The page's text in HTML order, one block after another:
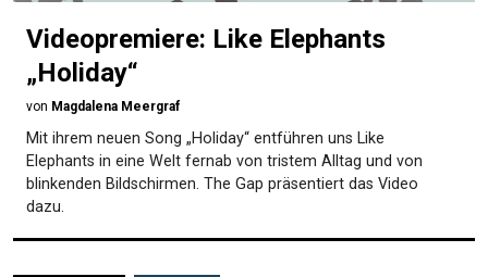
Videopremiere: Like Elephants
„Holiday“
von Magdalena Meergraf
Mit ihrem neuen Song „Holiday“ entführen uns Like
Elephants in eine Welt fernab von tristem Alltag und von
blinkenden Bildschirmen. The Gap präsentiert das Video
dazu.